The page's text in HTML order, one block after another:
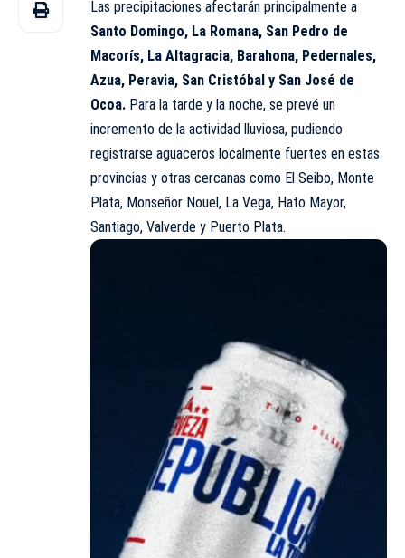
Las precipitaciones afectarán principalmente a
Santo Domingo, La Romana, San Pedro de
Macorís, La Altagracia, Barahona, Pedernales,
Azua, Peravia, San Cristóbal y San José de
Ocoa. Para la tarde y la noche, se prevé un
incremento de la actividad lluviosa, pudiendo
registrarse aguaceros localmente fuertes en estas
provincias y otras cercanas como El Seibo, Monte
Plata, Monseñor Nouel, La Vega, Hato Mayor,
Santiago, Valverde y Puerto Plata.